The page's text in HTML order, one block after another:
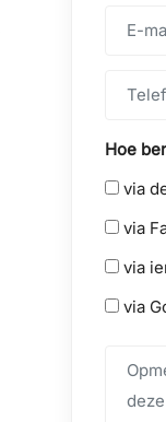
Hoe
via
via
via
via